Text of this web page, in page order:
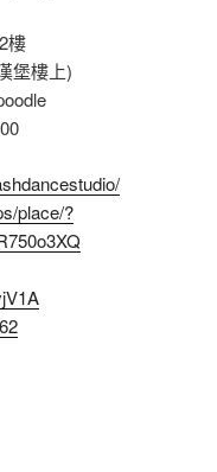
樓
堡樓上)
place/?